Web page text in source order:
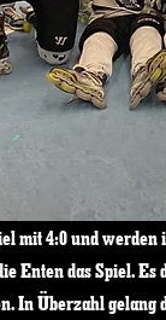
mit 4:0 und
Enten das Spiel.
In Überzahl